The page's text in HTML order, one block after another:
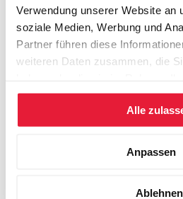
Verwendung unserer Website an
soziale Medien, Werbung und
Partner führen diese
weiteren Daten zusammen, die
gesammelt haben.
Alle
Anpassen
Ablehnen
Nachname*
Geburtsdatum